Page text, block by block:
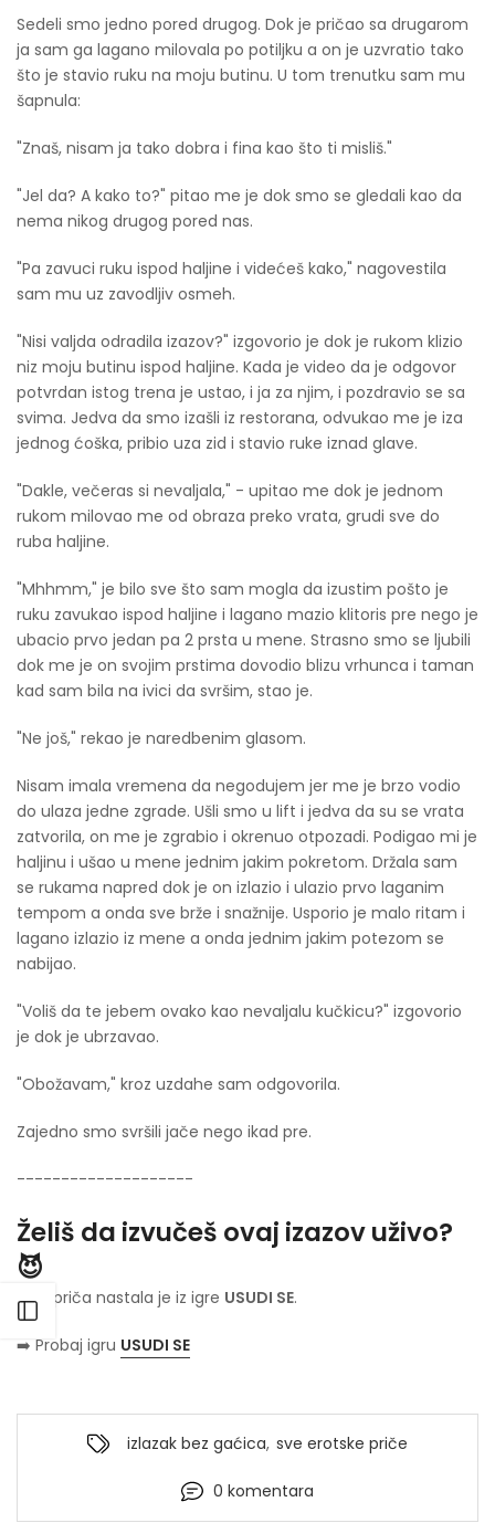
Otvori bočni meni
Sedeli smo jedno pored drugog. Dok je pričao sa drugarom
ja sam ga lagano milovala po potiljku a on je uzvratio tako
što je stavio ruku na moju butinu. U tom trenutku sam mu
šapnula:
"Znaš, nisam ja tako dobra i fina kao što ti misliš."
"Jel da? A kako to?" pitao me je dok smo se gledali kao da
nema nikog drugog pored nas.
"Pa zavuci ruku ispod haljine i videćeš kako," nagovestila
sam mu uz zavodljiv osmeh.
"Nisi valjda odradila izazov?" izgovorio je dok je rukom klizio
niz moju butinu ispod haljine. Kada je video da je odgovor
potvrdan istog trena je ustao, i ja za njim, i pozdravio se sa
svima. Jedva da smo izašli iz restorana, odvukao me je iza
jednog ćoška, pribio uza zid i stavio ruke iznad glave.
"Dakle, večeras si nevaljala," - upitao me dok je jednom
rukom milovao me od obraza preko vrata, grudi sve do
ruba haljine.
"Mhhmm," je bilo sve što sam mogla da izustim pošto je
ruku zavukao ispod haljine i lagano mazio klitoris pre nego je
ubacio prvo jedan pa 2 prsta u mene. Strasno smo se ljubili
dok me je on svojim prstima dovodio blizu vrhunca i taman
kad sam bila na ivici da svršim, stao je.
"Ne još," rekao je naredbenim glasom.
Nisam imala vremena da negodujem jer me je brzo vodio
do ulaza jedne zgrade. Ušli smo u lift i jedva da su se vrata
zatvorila, on me je zgrabio i okrenuo otpozadi. Podigao mi je
haljinu i ušao u mene jednim jakim pokretom. Držala sam
se rukama napred dok je on izlazio i ulazio prvo laganim
tempom a onda sve brže i snažnije. Usporio je malo ritam i
lagano izlazio iz mene a onda jednim jakim potezom se
nabijao.
"Voliš da te jebem ovako kao nevaljalu kučkicu?" izgovorio
je dok je ubrzavao.
"Obožavam," kroz uzdahe sam odgovorila.
Zajedno smo svršili jače nego ikad pre.
--------------------
Želiš da izvučeš ovaj izazov uživo?
😈
Ova priča nastala je iz igre USUDI SE.
➡️ Probaj igru USUDI SE
izlazak bez gaćica, sve erotske priče
0 komentara